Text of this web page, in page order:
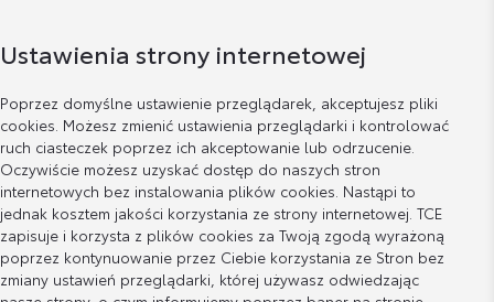
Ustawienia strony internetowej
Poprzez domyślne ustawienie przeglądarek, akceptujesz pliki
cookies. Możesz zmienić ustawienia przeglądarki i kontrolować
ruch ciasteczek poprzez ich akceptowanie lub odrzucenie.
Oczywiście możesz uzyskać dostęp do naszych stron
internetowych bez instalowania plików cookies. Nastąpi to
jednak kosztem jakości korzystania ze strony internetowej. TCE
zapisuje i korzysta z plików cookies za Twoją zgodą wyrażoną
poprzez kontynuowanie przez Ciebie korzystania ze Stron bez
zmiany ustawień przeglądarki, której używasz odwiedzając